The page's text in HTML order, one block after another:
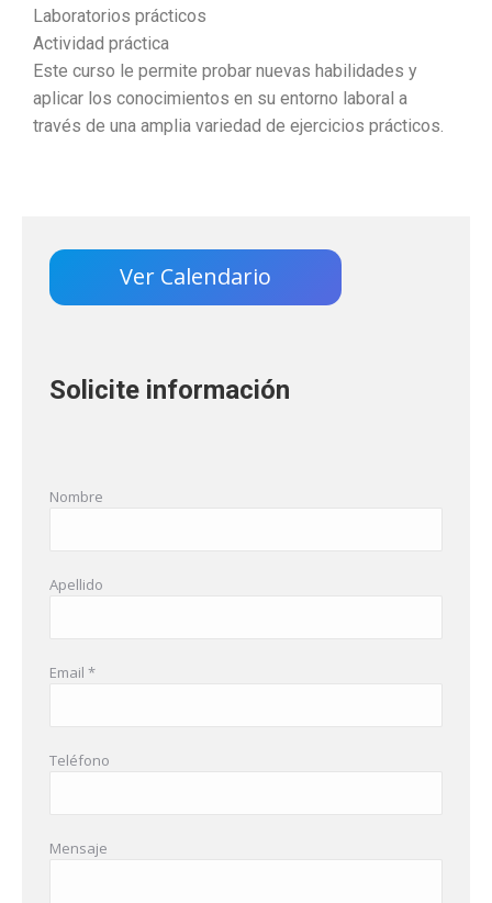
Laboratorios prácticos
Actividad práctica
Este curso le permite probar nuevas habilidades y
aplicar los conocimientos en su entorno laboral a
través de una amplia variedad de ejercicios prácticos.
Ver Calendario
Solicite información
Nombre
Apellido
Email *
Teléfono
Mensaje